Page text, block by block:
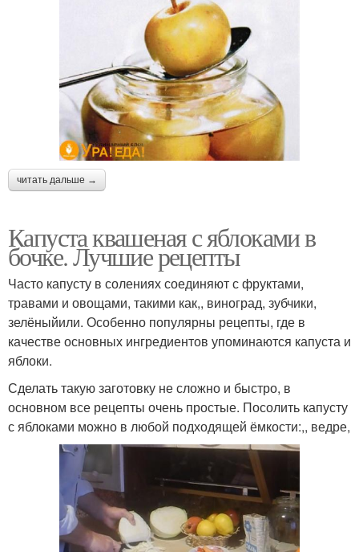
читать дальше →
Капуста квашеная с яблоками в
бочке. Лучшие рецепты
Часто капусту в солениях соединяют с фруктами,
травами и овощами, такими как,, виноград, зубчики,
зелёныйили. Особенно популярны рецепты, где в
качестве основных ингредиентов упоминаются капуста и
яблоки.
Сделать такую заготовку не сложно и быстро, в
основном все рецепты очень простые. Посолить капусту
с яблоками можно в любой подходящей ёмкости:,, ведре,